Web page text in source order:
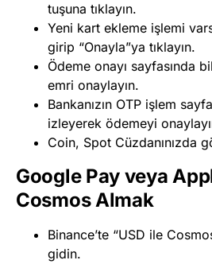
tuşuna tıklayın.
Yeni kart ekleme işlemi
girip “Onayla”ya tıklayın.
Ödeme onayı sayfasında
emri onaylayın.
Bankanızın OTP işlem
izleyerek ödemeyi
Coin, Spot Cüzdanınızda
Google Pay veya
Cosmos Almak
Binance’te “USD ile
gidin.